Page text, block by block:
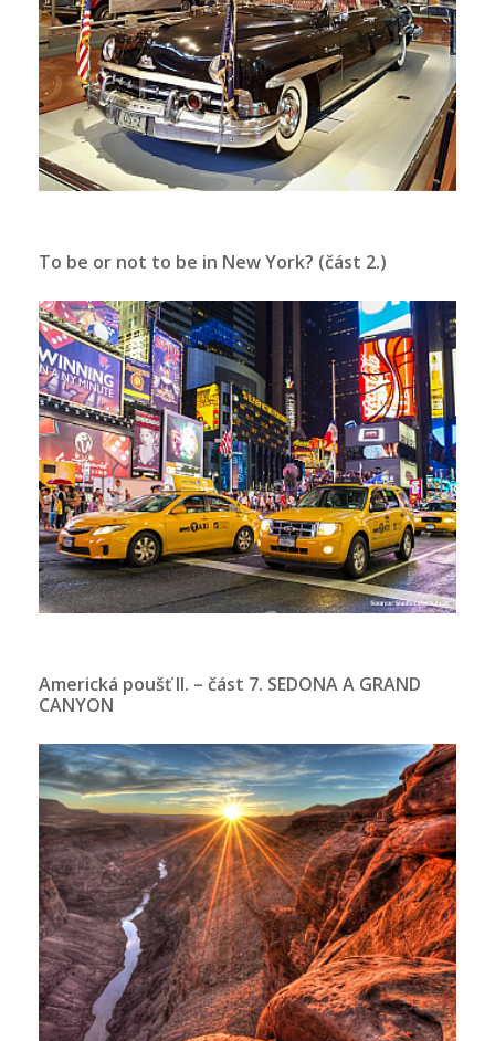
To be or not to be in New York? (část 2.)
Americká poušť II. – část 7. SEDONA A GRAND
CANYON